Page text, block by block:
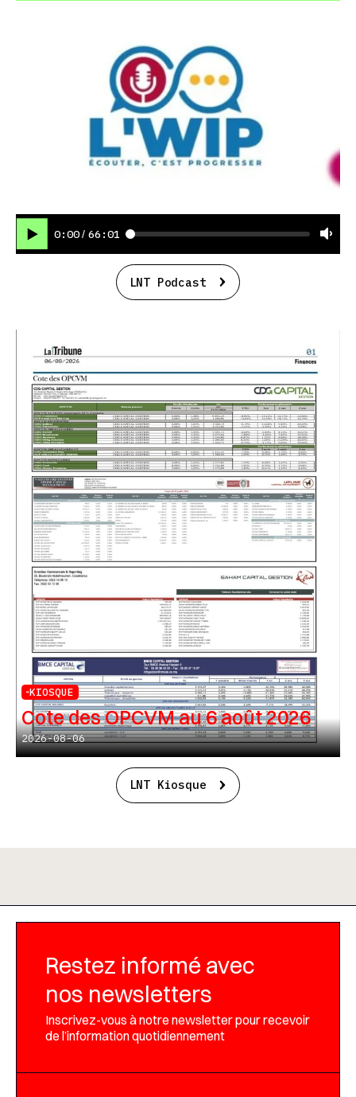
0:00 / 66:01
LNT Podcast
KIOSQUE
Cote des OPCVM au 6 août 2026
2026-08-06
LNT Kiosque
Restez informé avec
nos newsletters
Inscrivez-vous à notre newsletter pour recevoir
de l’information quotidiennement